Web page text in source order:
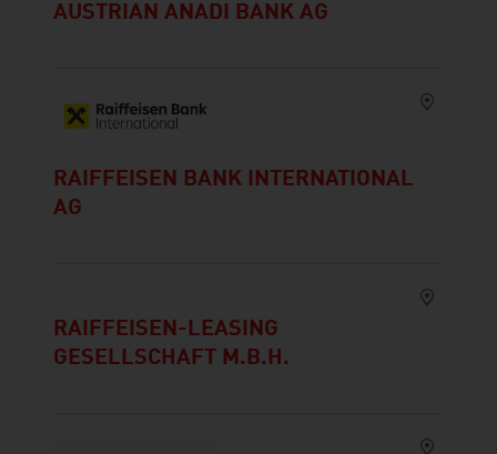
AUSTRIAN ANADI BANK AG
RAIFFEISEN BANK INTERNATIONAL
AG
RAIFFEISEN-LEASING
GESELLSCHAFT M.B.H.